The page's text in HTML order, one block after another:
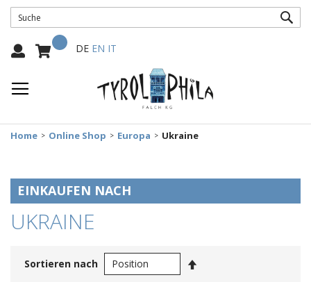
Mein Warenkorb
Select
DE EN IT
Home Online Shop Europa Ukraine
UKRAINE
Sortieren nach
EINKAUFEN NACH